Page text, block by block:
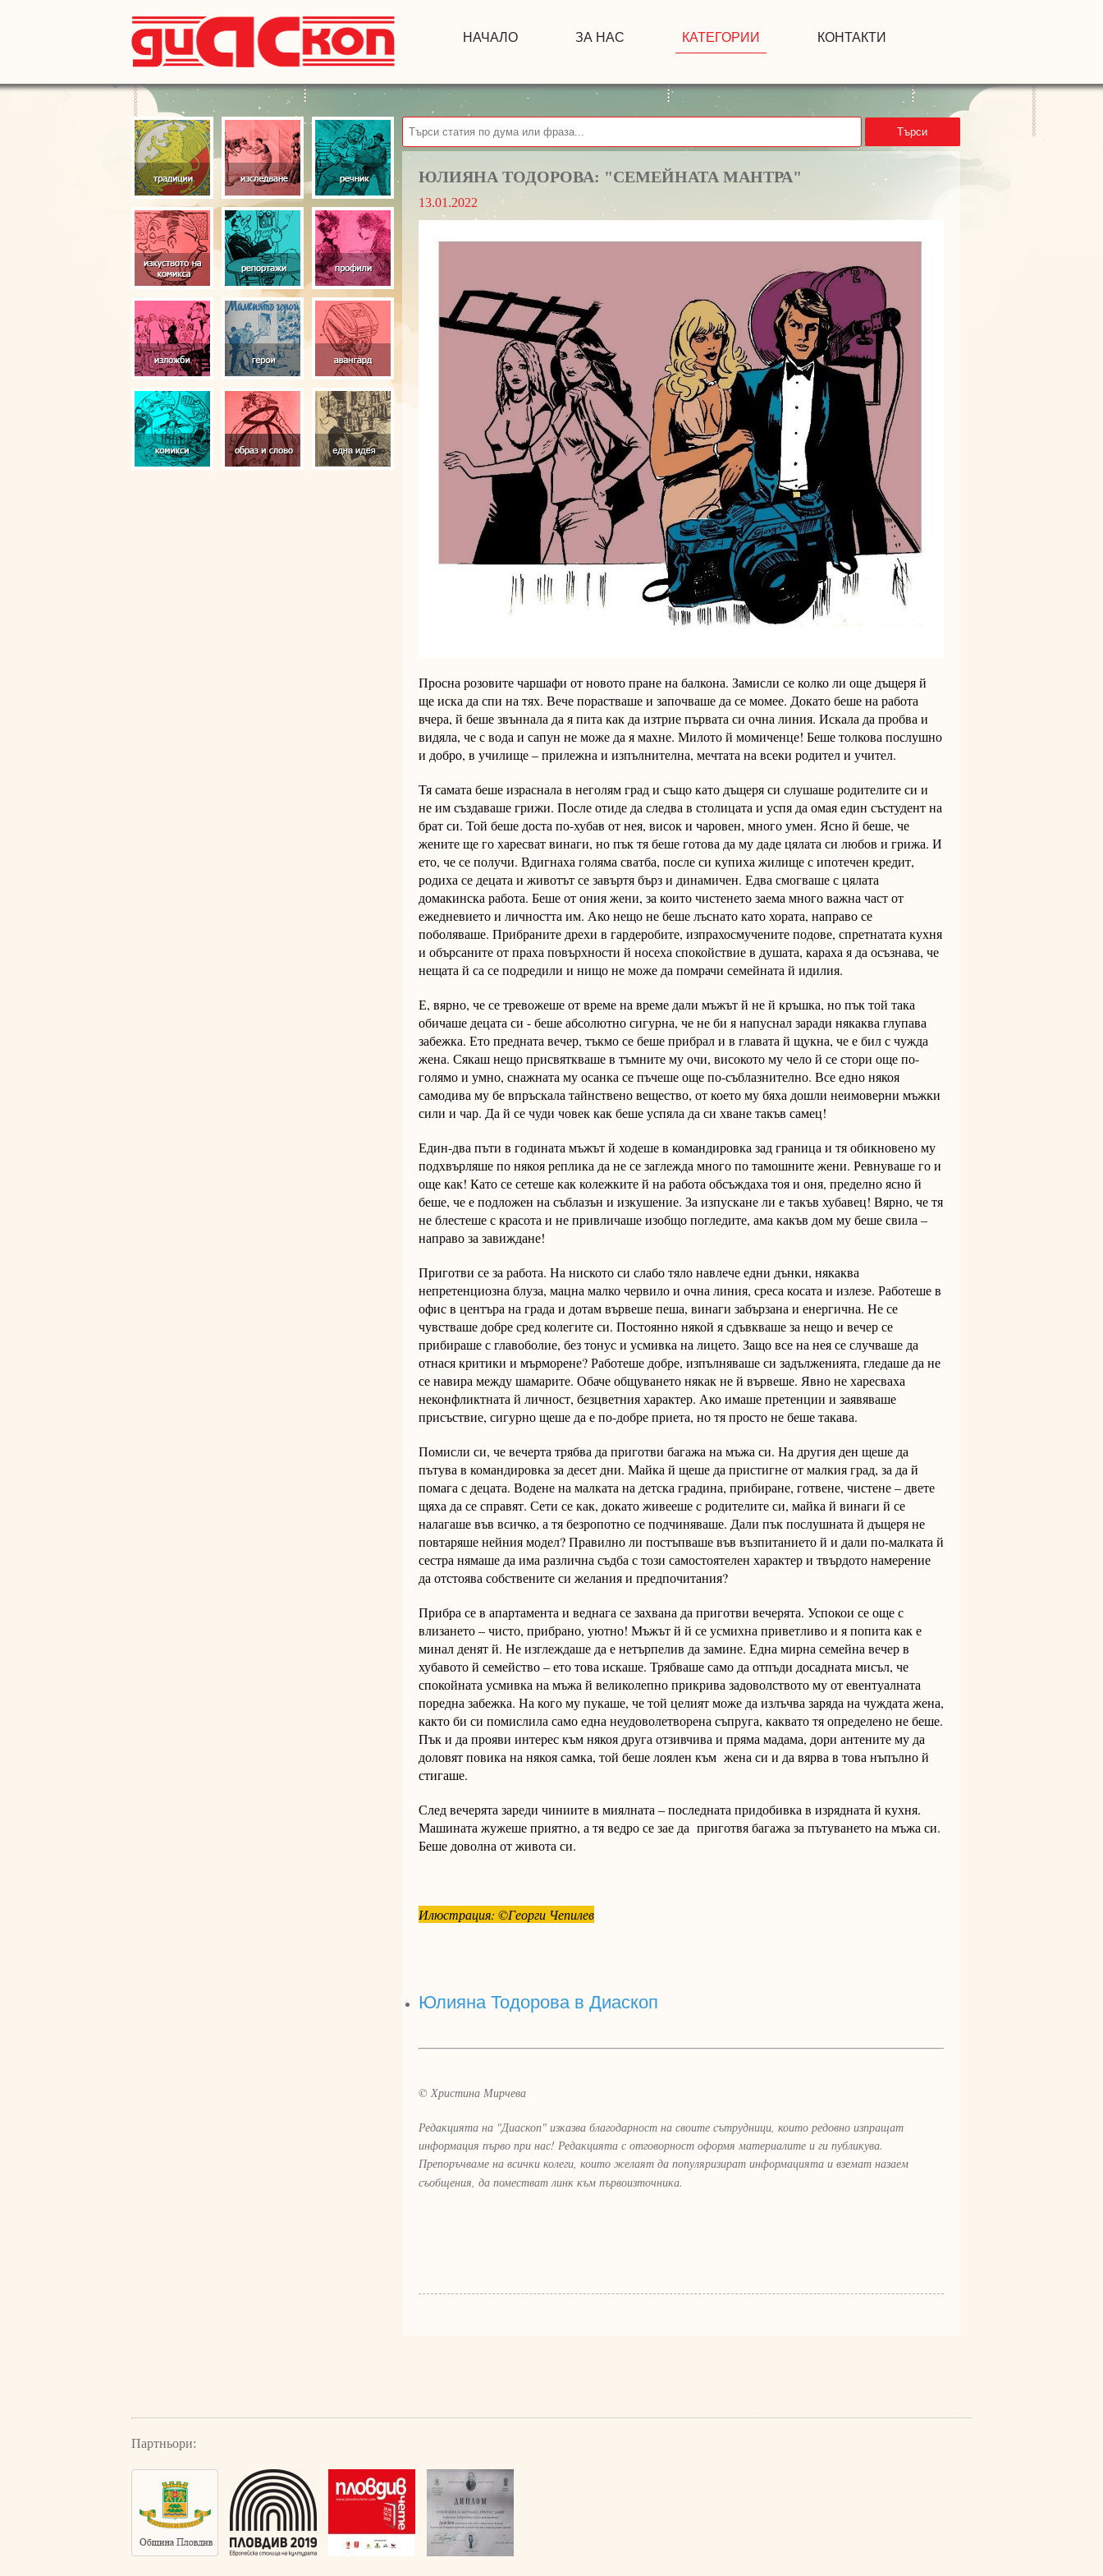
НАЧАЛО ЗА НАС КАТЕГОРИИ КОНТАКТИ
Търси
ЮЛИЯНА ТОДОРОВА: "СЕМЕЙНАТА МАНТРА"
13.01.2022
Просна розовите чаршафи от новото пране на балкона. Замисли се колко ли още дъщеря й
ще иска да спи на тях. Вече порастваше и започваше да се момее. Докато беше на работа
вчера, й беше звъннала да я пита как да изтрие първата си очна линия. Искала да пробва и
видяла, че с вода и сапун не може да я махне. Милото й момиченце! Беше толкова послушно
и добро, в училище – прилежна и изпълнителна, мечтата на всеки родител и учител.
Тя самата беше израснала в неголям град и също като дъщеря си слушаше родителите си и
не им създаваше грижи. После отиде да следва в столицата и успя да омая един състудент на
брат си. Той беше доста по-хубав от нея, висок и чаровен, много умен. Ясно й беше, че
жените ще го харесват винаги, но пък тя беше готова да му даде цялата си любов и грижа. И
ето, че се получи. Вдигнаха голяма сватба, после си купиха жилище с ипотечен кредит,
родиха се децата и животът се завъртя бърз и динамичен. Едва смогваше с цялата
домакинска работа. Беше от ония жени, за които чистенето заема много важна част от
ежедневието и личността им. Ако нещо не беше лъснато като хората, направо се
поболяваше. Прибраните дрехи в гардеробите, изпрахосмучените подове, спретнатата кухня
и обърсаните от праха повърхности й носеха спокойствие в душата, караха я да осъзнава, че
нещата й са се подредили и нищо не може да помрачи семейната й идилия.
Е, вярно, че се тревожеше от време на време дали мъжът й не й кръшка, но пък той така
обичаше децата си - беше абсолютно сигурна, че не би я напуснал заради някаква глупава
забежка. Ето предната вечер, тъкмо се беше прибрал и в главата й щукна, че е бил с чужда
жена. Сякаш нещо присвяткваше в тъмните му очи, високото му чело й се стори още по-
голямо и умно, снажната му осанка се пъчеше още по-съблазнително. Все едно някоя
самодива му бе впръскала тайнствено вещество, от което му бяха дошли неимоверни мъжки
сили и чар. Да й се чуди човек как беше успяла да си хване такъв самец!
Един-два пъти в годината мъжът й ходеше в командировка зад граница и тя обикновено му
подхвърляше по някоя реплика да не се заглежда много по тамошните жени. Ревнуваше го и
още как! Като се сетеше как колежките й на работа обсъждаха тоя и оня, пределно ясно й
беше, че е подложен на съблазън и изкушение. За изпускане ли е такъв хубавец! Вярно, че тя
не блестеше с красота и не привличаше изобщо погледите, ама какъв дом му беше свила –
направо за завиждане!
Приготви се за работа. На ниското си слабо тяло навлече едни дънки, някаква
непретенциозна блуза, мацна малко червило и очна линия, среса косата и излезе. Работеше в
офис в центъра на града и дотам вървеше пеша, винаги забързана и енергична. Не се
чувстваше добре сред колегите си. Постоянно някой я сдъвкваше за нещо и вечер се
прибираше с главоболие, без тонус и усмивка на лицето. Защо все на нея се случваше да
отнася критики и мърморене? Работеше добре, изпълняваше си задълженията, гледаше да не
се навира между шамарите. Обаче общуването някак не й вървеше. Явно не харесваха
неконфликтната й личност, безцветния характер. Ако имаше претенции и заявяваше
присъствие, сигурно щеше да е по-добре приета, но тя просто не беше такава.
Помисли си, че вечерта трябва да приготви багажа на мъжа си. На другия ден щеше да
пътува в командировка за десет дни. Майка й щеше да пристигне от малкия град, за да й
помага с децата. Водене на малката на детска градина, прибиране, готвене, чистене – двете
щяха да се справят. Сети се как, докато живееше с родителите си, майка й винаги й се
налагаше във всичко, а тя безропотно се подчиняваше. Дали пък послушната й дъщеря не
повтаряше нейния модел? Правилно ли постъпваше във възпитанието й и дали по-малката й
сестра нямаше да има различна съдба с този самостоятелен характер и твърдото намерение
да отстоява собствените си желания и предпочитания?
Прибра се в апартамента и веднага се захвана да приготви вечерята. Успокои се още с
влизането – чисто, прибрано, уютно! Мъжът й й се усмихна приветливо и я попита как е
минал денят й. Не изглеждаше да е нетърпелив да замине. Една мирна семейна вечер в
хубавото й семейство – ето това искаше. Трябваше само да отпъди досадната мисъл, че
спокойната усмивка на мъжа й великолепно прикрива задоволството му от евентуалната
поредна забежка. На кого му пукаше, че той целият може да излъчва заряда на чуждата жена,
както би си помислила само една неудоволетворена съпруга, каквато тя определено не беше.
Пък и да прояви интерес към някоя друга отзивчива и пряма мадама, дори антените му да
доловят повика на някоя самка, той беше лоялен към жена си и да вярва в това нъпълно й
стигаше.
След вечерята зареди чиниите в миялната – последната придобивка в изрядната й кухня.
Машината жужеше приятно, а тя ведро се зае да приготвя багажа за пътуването на мъжа си.
Беше доволна от живота си.
Илюстрация: ©Георги Чепилев
Юлияна Тодорова в Диаскоп
© Христина Мирчева
Редакцията на "Диаскоп" изказва благодарност на своите сътрудници, които редовно изпращат
информация първо при нас! Редакцията с отговорност оформя материалите и ги публикува.
Препоръчваме на всички колеги, които желаят да популяризират информацията и вземат назаем
съобщения, да поместват линк към първоизточника.
Партньори: